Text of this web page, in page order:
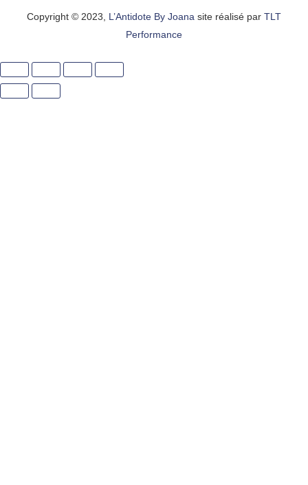
Copyright © 2023, L’Antidote By Joana site réalisé par TLT
Performance